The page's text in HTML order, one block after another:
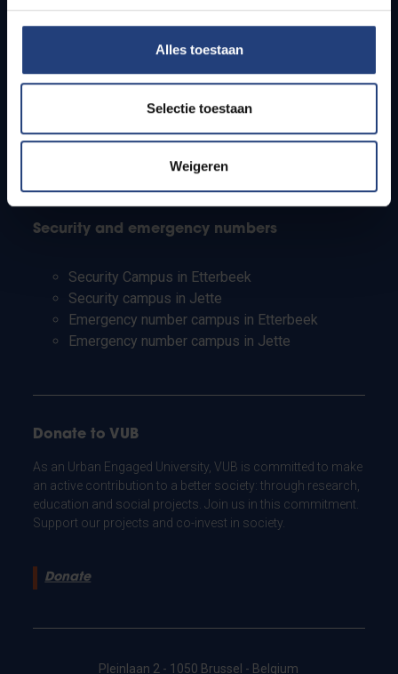
Alles toestaan
Selectie toestaan
Weigeren
Students
PhD students
Teachers and secondary schools
Working students
Security and emergency numbers
Security Campus in Etterbeek
Security campus in Jette
Emergency number campus in Etterbeek
Emergency number campus in Jette
Donate to VUB
As an Urban Engaged University, VUB is committed to make
an active contribution to a better society: through research,
education and social projects. Join us in this commitment.
Support our projects and co-invest in society.
Donate
Pleinlaan 2 - 1050 Brussel - Belgium